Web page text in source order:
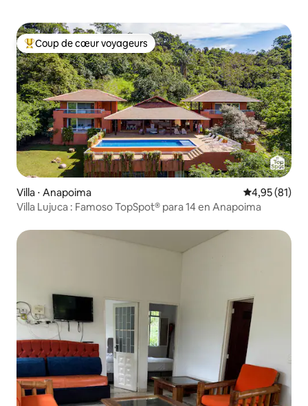
Coups de cœur voyageurs les plus appréciés
Coup de cœur voyageurs
Villa ⋅ Anapoima Évaluation
4,95 (81)
Villa Lujuca : Famoso TopSpot® para 14 en Anapoima